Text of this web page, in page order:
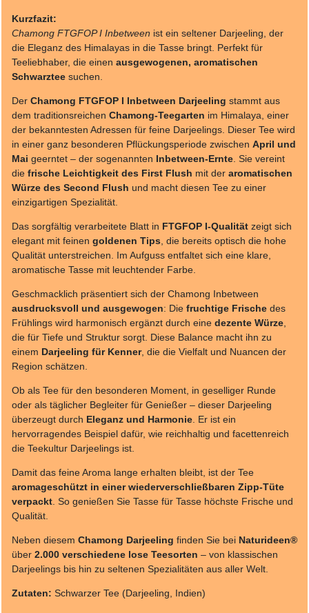
Kurzfazit:
Chamong FTGFOP I Inbetween ist ein seltener Darjeeling, der
die Eleganz des Himalayas in die Tasse bringt. Perfekt für
Teeliebhaber, die einen ausgewogenen, aromatischen
Schwarztee suchen.
Der Chamong FTGFOP I Inbetween Darjeeling stammt aus
dem traditionsreichen Chamong-Teegarten im Himalaya, einer
der bekanntesten Adressen für feine Darjeelings. Dieser Tee wird
in einer ganz besonderen Pflückungsperiode zwischen April und
Mai geerntet – der sogenannten Inbetween-Ernte . Sie vereint
die frische Leichtigkeit des First Flush mit der aromatischen
Würze des Second Flush und macht diesen Tee zu einer
einzigartigen Spezialität.
Das sorgfältig verarbeitete Blatt in FTGFOP I-Qualität zeigt sich
elegant mit feinen goldenen Tips , die bereits optisch die hohe
Qualität unterstreichen. Im Aufguss entfaltet sich eine klare,
aromatische Tasse mit leuchtender Farbe.
Geschmacklich präsentiert sich der Chamong Inbetween
ausdrucksvoll und ausgewogen: Die fruchtige Frische des
Frühlings wird harmonisch ergänzt durch eine dezente Würze
die für Tiefe und Struktur sorgt. Diese Balance macht ihn zu
einem Darjeeling für Kenner, die die Vielfalt und Nuancen der
Region schätzen.
Ob als Tee für den besonderen Moment, in geselliger Runde
oder als täglicher Begleiter für Genießer – dieser Darjeeling
überzeugt durch Eleganz und Harmonie . Er ist ein
hervorragendes Beispiel dafür, wie reichhaltig und facettenreich
die Teekultur Darjeelings ist.
Damit das feine Aroma lange erhalten bleibt, ist der Tee
aromageschützt in einer wiederverschließbaren Zipp-Tüte
verpackt . So genießen Sie Tasse für Tasse höchste Frische und
Qualität.
Neben diesem Chamong Darjeeling finden Sie bei Naturideen®
über 2.000 verschiedene lose Teesorten – von klassischen
Darjeelings bis hin zu seltenen Spezialitäten aus aller Welt.
Zutaten: Schwarzer Tee (Darjeeling, Indien)